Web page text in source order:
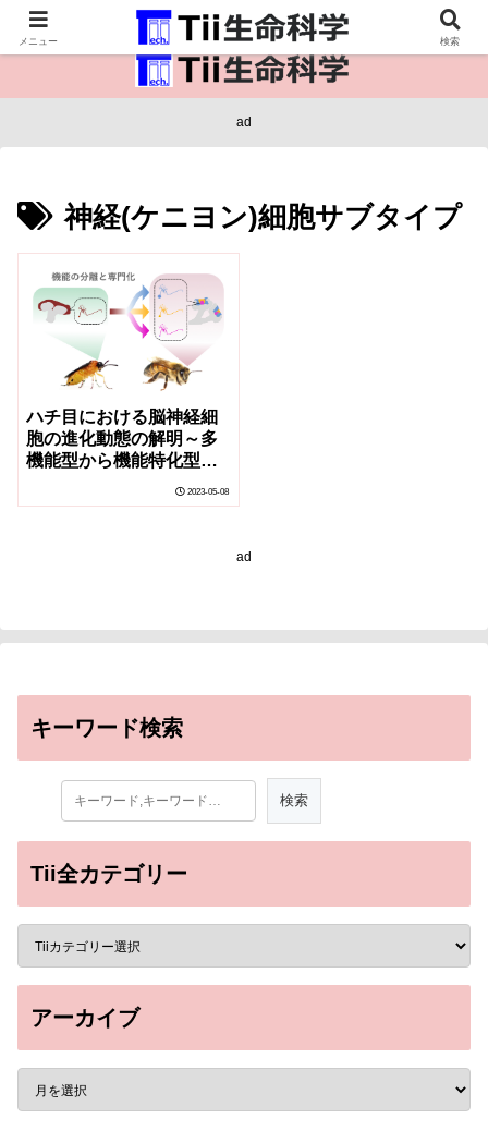
医療保健・生命・生物の情報インフラ。
ad
神経(ケニヨン)細胞サブタイプ
ハチ目における脳神経細
胞の進化動態の解明～多
機能型から機能特化型へ
2023-05-08
ad
キーワード検索
Tii全カテゴリー
アーカイブ
メニュー 検索